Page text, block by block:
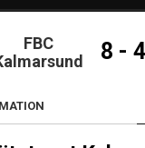
FBC
8 - 4